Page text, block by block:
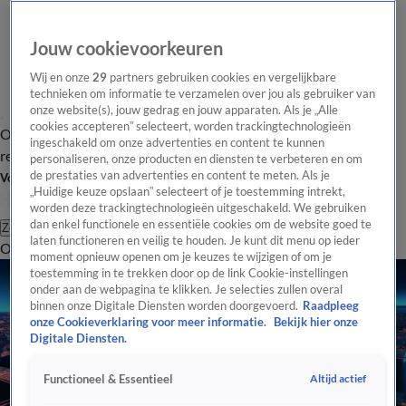
Overzicht Laatste nieuws Regionieuws Het beste van Hart
Tip de
redactie
Volg Hart van Nederland
Zoeken
OverzichtRegioUitzendingenWeerTip de redactiePanelVideo's
Jouw cookievoorkeuren
Wij en onze29 partners gebruiken cookies en vergelijkbare
technieken om informatie te verzamelen over jou als gebruiker van
onze website(s), jouw gedrag en jouw apparaten. Als je „Alle
cookies accepteren” selecteert, worden trackingtechnologieën
ingeschakeld om onze advertenties en content te kunnen
personaliseren, onze producten en diensten te verbeteren en om
de prestaties van advertenties en content te meten. Als je
„Huidige keuze opslaan” selecteert of je toestemming intrekt,
worden deze trackingtechnologieën uitgeschakeld. We gebruiken
dan enkel functionele en essentiële cookies om de website goed te
laten functioneren en veilig te houden. Je kunt dit menu op ieder
moment opnieuw openen om je keuzes te wijzigen of om je
toestemming in te trekken door op de link Cookie-instellingen
onder aan de webpagina te klikken. Je selecties zullen overal
binnen onze Digitale Diensten worden doorgevoerd. Raadpleeg
onze Cookieverklaring voor meer informatie.
Bekijk hier onze
Digitale Diensten.
Functioneel & Essentieel Altijd actief